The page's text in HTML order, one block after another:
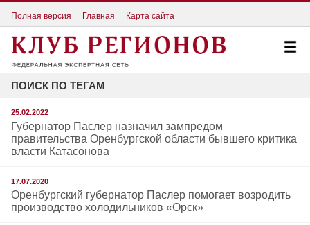
Полная версия Главная Карта сайта
ПОИСК ПО ТЕГАМ
25.02.2022
Губернатор Паслер назначил зампредом
правительства Оренбургской области бывшего критика
власти Катасонова
17.07.2020
Оренбургский губернатор Паслер помогает возродить
производство холодильников «Орск»